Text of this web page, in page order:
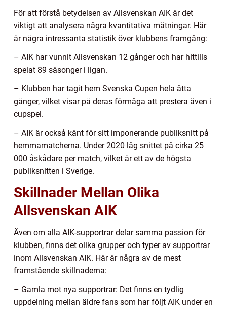
För att förstå betydelsen av Allsvenskan AIK är det
viktigt att analysera några kvantitativa mätningar. Här
är några intressanta statistik över klubbens framgång:
– AIK har vunnit Allsvenskan 12 gånger och har hittills
spelat 89 säsonger i ligan.
– Klubben har tagit hem Svenska Cupen hela åtta
gånger, vilket visar på deras förmåga att prestera även i
cupspel.
– AIK är också känt för sitt imponerande publiksnitt på
hemmamatcherna. Under 2020 låg snittet på cirka 25
000 åskådare per match, vilket är ett av de högsta
publiksnitten i Sverige.
Skillnader Mellan Olika
Allsvenskan AIK
Även om alla AIK-supportrar delar samma passion för
klubben, finns det olika grupper och typer av supportrar
inom Allsvenskan AIK. Här är några av de mest
framstående skillnaderna:
– Gamla mot nya supportrar: Det finns en tydlig
uppdelning mellan äldre fans som har följt AIK under en